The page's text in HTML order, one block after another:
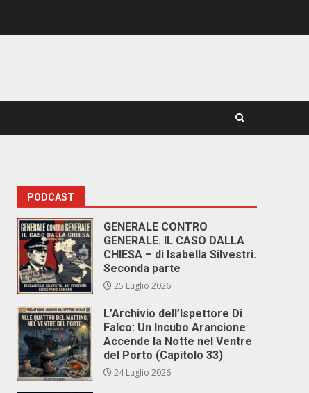
PODCAST
GENERALE CONTRO
GENERALE. IL CASO DALLA
CHIESA – di Isabella Silvestri.
Seconda parte
25 Luglio 2026
L’Archivio dell’Ispettore Di
Falco: Un Incubo Arancione
Accende la Notte nel Ventre
del Porto (Capitolo 33)
24 Luglio 2026